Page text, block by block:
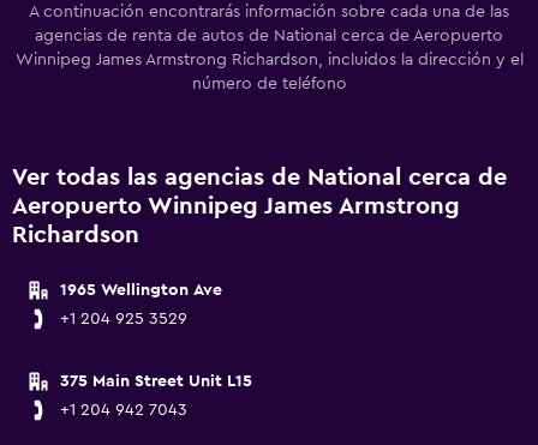
A continuación encontrarás información sobre cada una de las
agencias de renta de autos de National cerca de Aeropuerto
Winnipeg James Armstrong Richardson, incluidos la dirección y el
número de teléfono
Ver todas las agencias de National cerca de
Aeropuerto Winnipeg James Armstrong
Richardson
1965 Wellington Ave
+1 204 925 3529
375 Main Street Unit L15
+1 204 942 7043